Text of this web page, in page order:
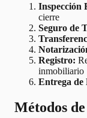
Inspección
cierre
Seguro de
Registro:
inmobiliario
Entrega de
Métodos